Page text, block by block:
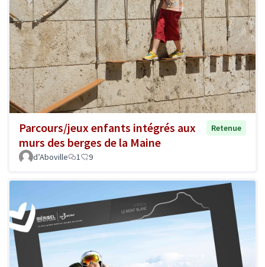
Parcours/jeux enfants intégrés aux
murs des berges de la Maine
Retenue
d’Aboville 1 9